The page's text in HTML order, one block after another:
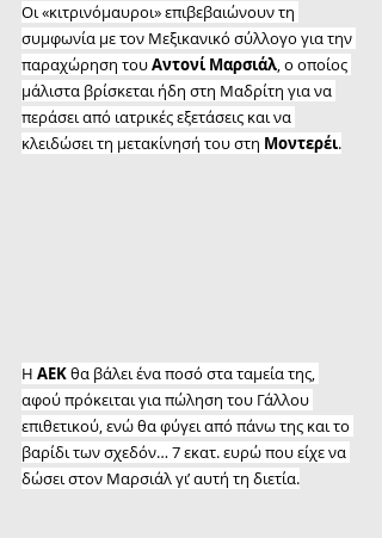
Οι «κιτρινόμαυροι» επιβεβαιώνουν τη
συμφωνία με τον Μεξικανικό σύλλογο για την
παραχώρηση του Αντονί Μαρσιάλ, ο οποίος
μάλιστα βρίσκεται ήδη στη Μαδρίτη για να
περάσει από ιατρικές εξετάσεις και να
κλειδώσει τη μετακίνησή του στη Μοντερέι.
Η ΑΕΚ θα βάλει ένα ποσό στα ταμεία της,
αφού πρόκειται για πώληση του Γάλλου
επιθετικού, ενώ θα φύγει από πάνω της και το
βαρίδι των σχεδόν… 7 εκατ. ευρώ που είχε να
δώσει στον Μαρσιάλ γι’ αυτή τη διετία.